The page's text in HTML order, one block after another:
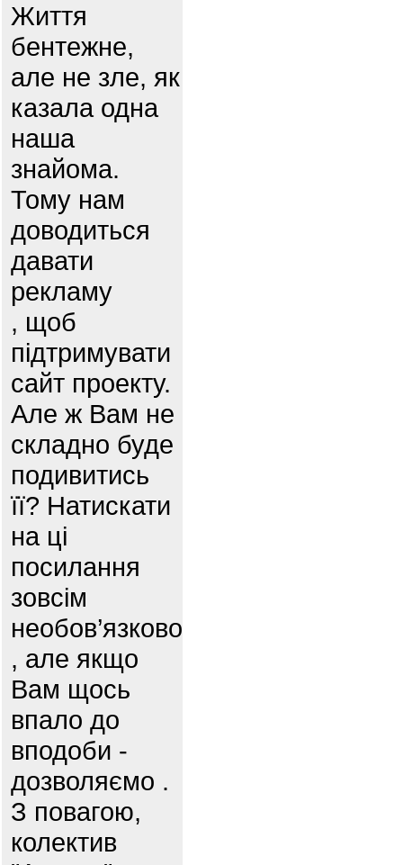
Життя
бентежне,
але не зле, як
казала одна
наша
знайома.
Тому нам
доводиться
давати
рекламу
, щоб
підтримувати
сайт проекту.
Але ж Вам не
складно буде
подивитись
її? Натискати
на ці
посилання
зовсім
необов’язково
, але якщо
Вам щось
впало до
вподоби -
дозволяємо .
З повагою,
колектив